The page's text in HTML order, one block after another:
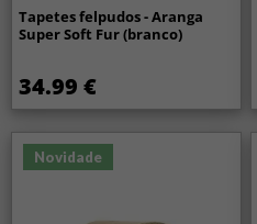
Tapetes felpudos - Aranga
Super Soft Fur (branco)
34.99 €
Novidade